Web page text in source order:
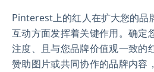
Pinterest上的红人在扩大您的品
互动方面发挥着关键作用。确定
注度、且与您品牌价值观一致的
赞助图片或共同协作的品牌内容